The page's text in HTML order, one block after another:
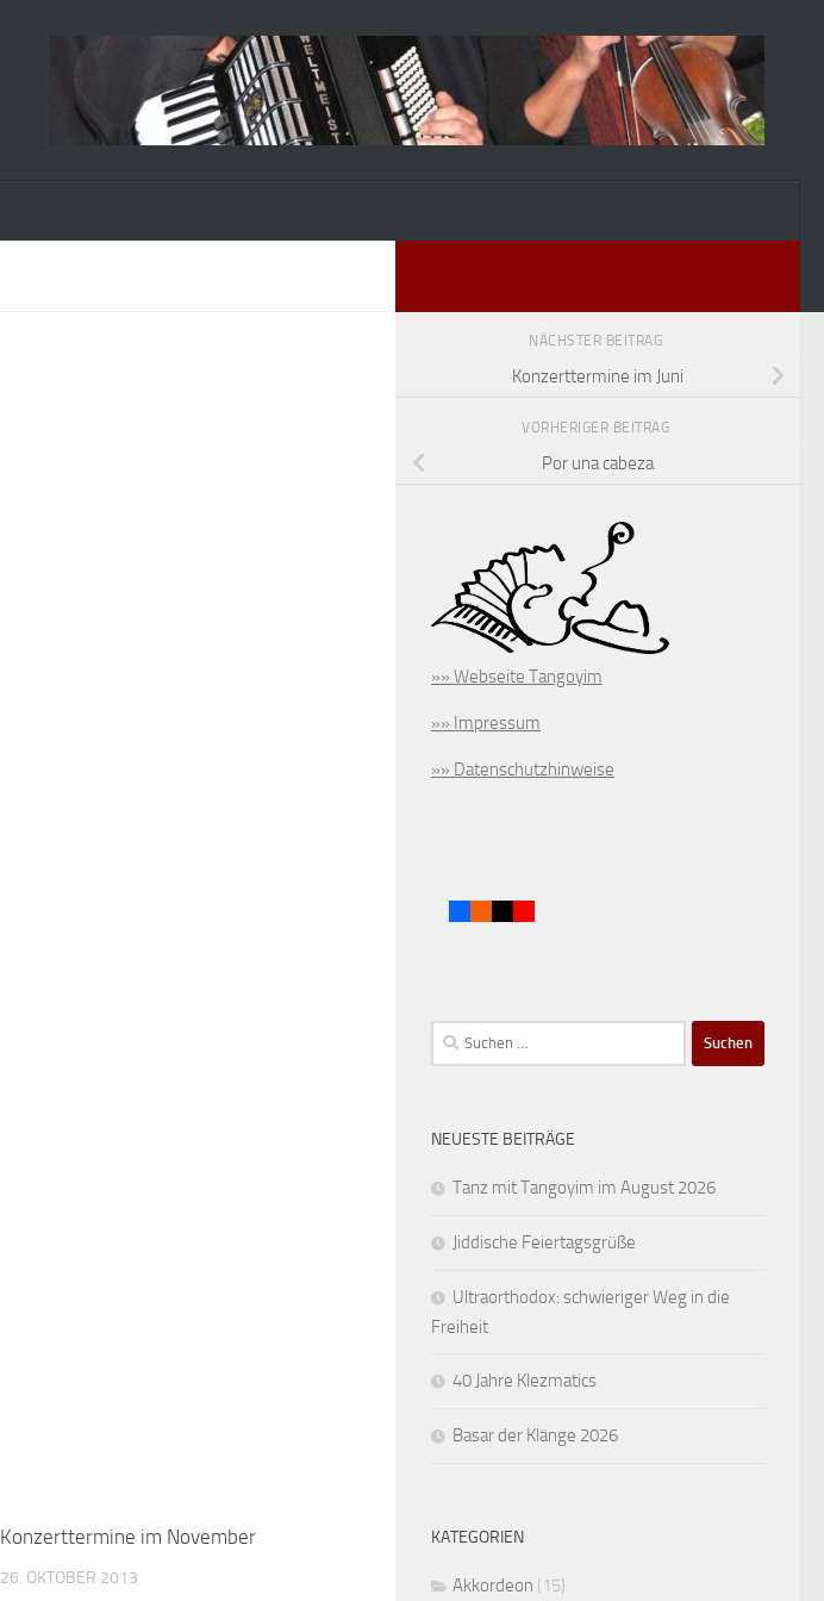
Konzerttermine im November
26. OKTOBER 2013
NÄCHSTER BEITRAG
Konzerttermine im Juni
VORHERIGER BEITRAG
Por una cabeza
»» Webseite Tangoyim
»» Impressum
»» Datenschutzhinweise
Suchen
nach:
NEUESTE BEITRÄGE
Tanz mit Tangoyim im August 2026
Jiddische Feiertagsgrüße
Ultraorthodox: schwieriger Weg in die
Freiheit
40 Jahre Klezmatics
Basar der Klänge 2026
KATEGORIEN
Akkordeon (15)